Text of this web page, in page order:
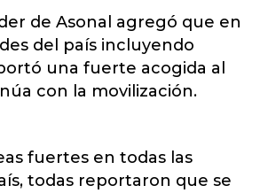
de Asonal agregó que en
del país incluyendo
una fuerte acogida al
con la movilización.
fuertes en todas las
todas reportaron que se